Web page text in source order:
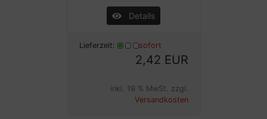
Details
Lieferzeit: sofort
2,42 EUR
inkl. 19 % MwSt. zzgl.
Versandkosten